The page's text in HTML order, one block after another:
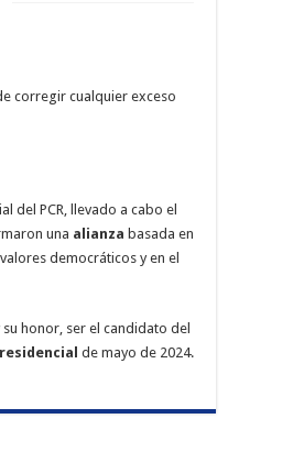
corregir cualquier exceso
del PCR, llevado a cabo el
una alianza basada en
democráticos y en el
honor, ser el candidato del
de mayo de 2024.